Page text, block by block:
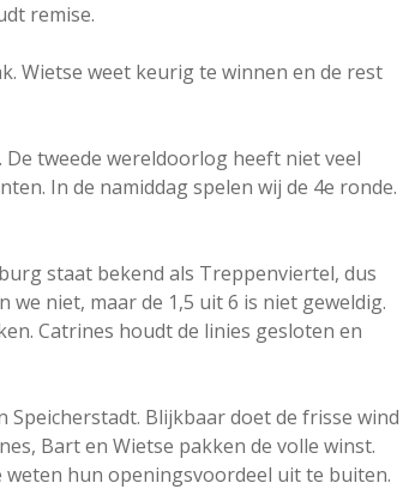
remise.
Wietse weet keurig te winnen en de rest
tweede wereldoorlog heeft niet veel
In de namiddag spelen wij de 4e ronde.
staat bekend als Treppenviertel, dus
niet, maar de 1,5 uit 6 is niet geweldig.
Catrines houdt de linies gesloten en
Blijkbaar doet de frisse wind
Bart en Wietse pakken de volle winst.
hun openingsvoordeel uit te buiten.